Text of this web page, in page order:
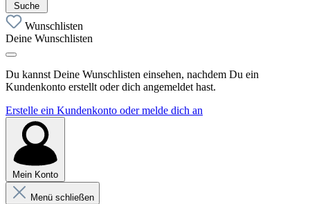
Suche
Wunschlisten
Deine Wunschlisten
Du kannst Deine Wunschlisten einsehen, nachdem Du ein
Kundenkonto erstellt oder dich angemeldet hast.
Erstelle ein Kundenkonto oder melde dich an
Mein Konto
Menü schließen